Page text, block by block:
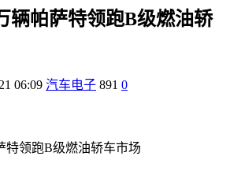
辆帕萨特领跑B级燃油轿
06:09 汽车电子 891 0
特领跑B级燃油轿车市场